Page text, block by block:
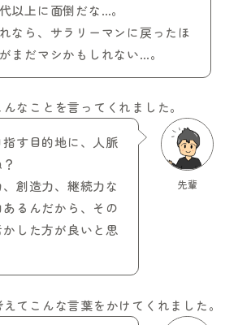
以上に面倒だな…。
なら、サラリーマンに戻ったほ
まだマシかもしれない…。
なことを言ってくれました。
先輩
す目的地に、人脈
創造力、継続力な
るんだから、その
した方が良いと思
てこんな言葉をかけてくれました。